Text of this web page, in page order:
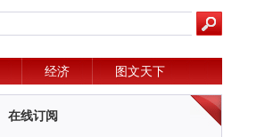
经济 图文天下
在线订阅